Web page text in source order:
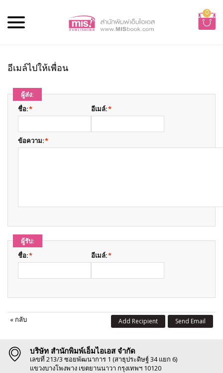
0
อีเมล์ไปให้เพื่อน
ผู้ส่ง:
*
ชื่อ: *
อีเมล์:
*
ข้อความ:
ผู้รับ:
*
ชื่อ: *
อีเมล์:
« กลับ Send Email
Add Recipient
บริษัท สำนักพิมพ์เอ็มไอเอส จำกัด
เลขที่ 213/3 ซอยพัฒนาการ 1 (สาธุประดิษฐ์ 34 แยก 6)
แขวงบางโพงพาง เขตยานนาวา กรุงเทพฯ 10120